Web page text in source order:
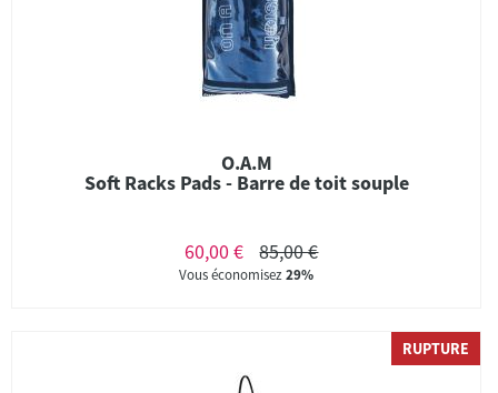
O.A.M
Soft Racks Pads - Barre de toit souple
60,00 € 85,00 €
Vous économisez29%
RUPTURE